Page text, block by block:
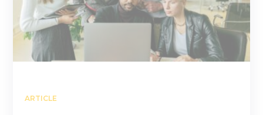
ARTICLE